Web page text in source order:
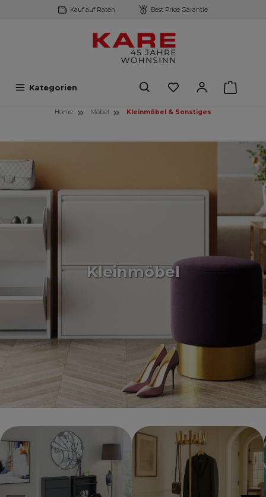
springen Kauf auf Raten Best Price Garantie
Kategorien
Home Möbel Kleinmöbel & Sonstiges
Kleinmöbel